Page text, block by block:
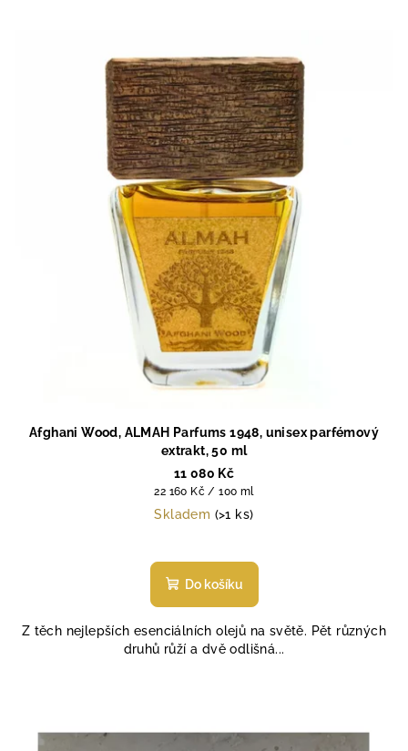
Afghani Wood, ALMAH Parfums 1948, unisex parfémový
extrakt, 50 ml
11 080 Kč
Měrná
cena:
22 160 Kč / 100 ml
Skladem (>1 ks)
Do košíku
Z těch nejlepších esenciálních olejů na světě. Pět různých
druhů růží a dvě odlišná...